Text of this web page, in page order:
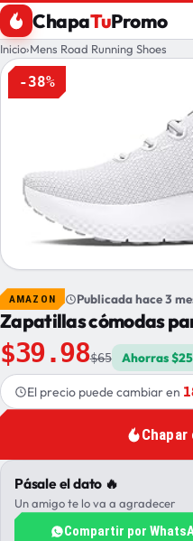
ChapaTuPromo
Inicio›Mens Road Running Shoes
-38%
AMAZON Publicada hace 3
Zapatillas cómodas
$39.98$65 Ahorras
El precio puede cambiar en
Chapar
Pásale el dato 🔥
Un amigo te lo va a agradecer
Compartir por